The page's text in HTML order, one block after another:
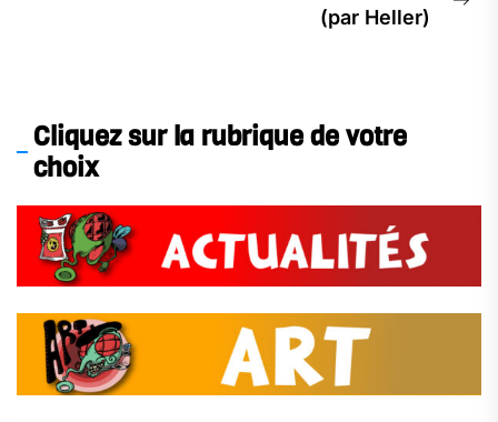
(par Heller)
Cliquez sur la rubrique de votre
choix